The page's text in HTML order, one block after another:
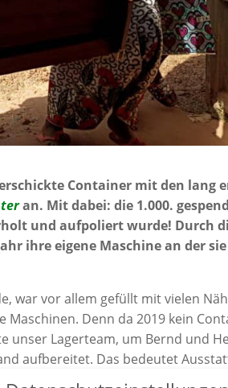
Container mit den lang
an. Mit dabei: die 1.000.
und aufpoliert wurde! Durch
ihre eigene Maschine an der
war vor allem gefüllt mit vielen
Denn da 2019 kein
unser Lagerteam, um Bernd und
aufbereitet. Das bedeutet
Computern und